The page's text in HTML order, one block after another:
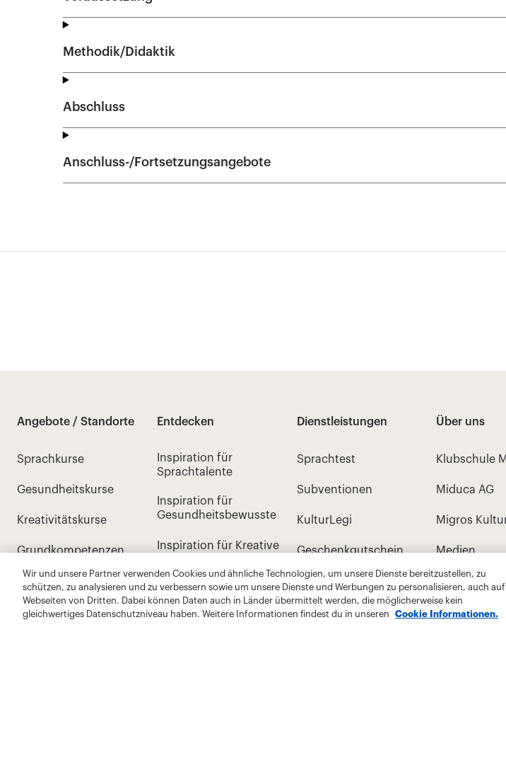
Wir und unsere Partner verwenden Cookies und ähnliche Technologien, um unsere Dienste bereitzustellen, zu
schützen, zu analysieren und zu verbessern sowie um unsere Dienste und Werbungen zu personalisieren, auch auf
Webseiten von Dritten. Dabei können Daten auch in Länder übermittelt werden, die möglicherweise kein
gleichwertiges Datenschutzniveau haben. Weitere Informationen findest du in unseren
Cookie Informationen.